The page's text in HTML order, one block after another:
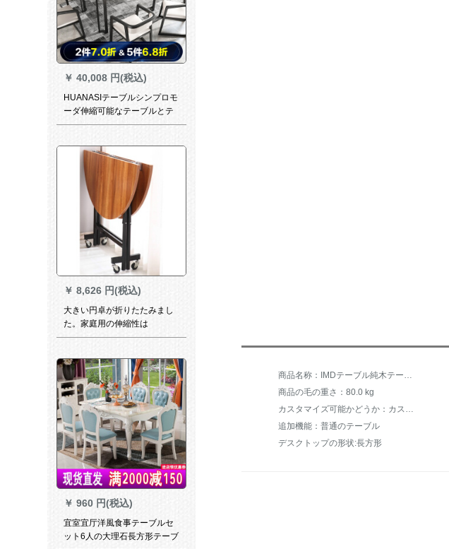
￥ 40,008 円(税込)
HUANASIテーブルシンプロモ
ーダ伸縮可能なテーブルとテ
ーブルと椅子の組み合わせは
ーブル（T 409）です。
￥ 8,626 円(税込)
大きい円卓が折りたたみまし
た。家庭用の伸縮性は
8/10/12/15/18/20人の円い食卓
メートルのテーブルです。
￥ 960 円(税込)
宜室宜厅洋風食事テーブルセ
ット6人の大理石長方形テーブ
商品名称：IMDテーブル純木テーブルアメリカンテーブルテーブルテーブルとテーブルセットリビング逸品家具テーブルシンプロ長方形レストランテーブル六椅子と1.5メートル胡桃色（クッションなし）
商品の毛の重さ：80.0 kg
カスタマイズ可能かどうか：カスタマイズ可能
追加機能：普通のテーブル
デスクトップの形状:長方形